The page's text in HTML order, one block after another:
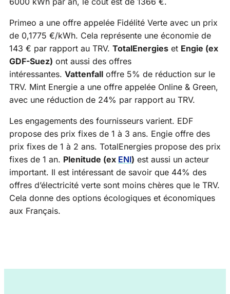
Primeo a une offre appelée Fidélité Verte avec un prix
de 0,1775 €/kWh. Cela représente une économie de
143 € par rapport au TRV. TotalEnergies et Engie (ex
GDF-Suez) ont aussi des offres
intéressantes. Vattenfall offre 5% de réduction sur le
TRV. Mint Energie a une offre appelée Online & Green,
avec une réduction de 24% par rapport au TRV.
Les engagements des fournisseurs varient. EDF
propose des prix fixes de 1 à 3 ans. Engie offre des
prix fixes de 1 à 2 ans. TotalEnergies propose des prix
fixes de 1 an. Plenitude (ex ENI) est aussi un acteur
important. Il est intéressant de savoir que 44% des
offres d’électricité verte sont moins chères que le TRV.
Cela donne des options écologiques et économiques
aux Français.